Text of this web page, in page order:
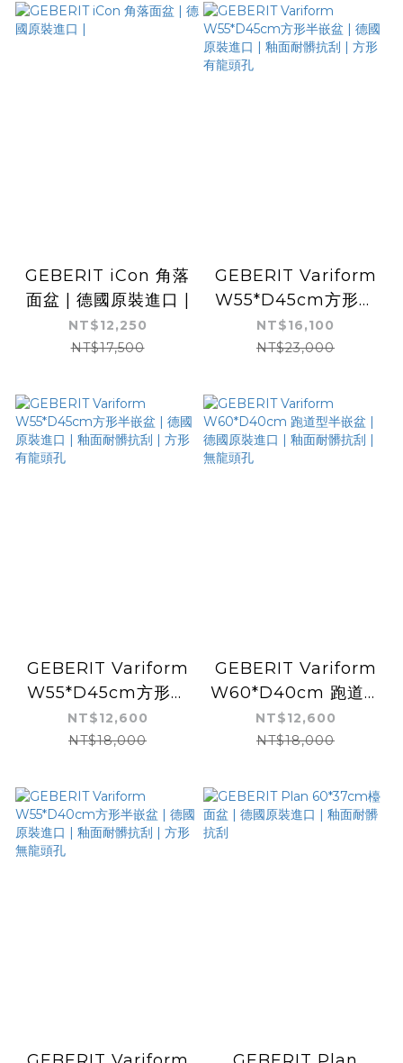
GEBERIT iCon 角落
面盆 | 德國原裝進口 |
NT$12,250
NT$17,500
GEBERIT Variform
W55*D45cm方形半
嵌盆 | 德國原裝進口 |
釉面耐髒抗刮 | 方形有
NT$16,100
NT$23,000
GEBERIT Variform
W55*D45cm方形半
嵌盆 | 德國原裝進口 |
釉面耐髒抗刮 | 方形有
NT$12,600
NT$18,000
GEBERIT Variform
W60*D40cm 跑道型
半嵌盆 | 德國原裝進口
| 釉面耐髒抗刮 | 無龍
NT$12,600
NT$18,000